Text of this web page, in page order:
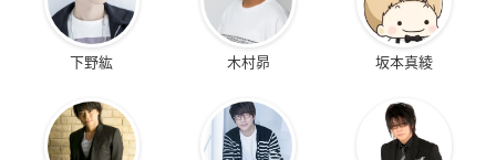
下野紘 木村昴 坂本真綾